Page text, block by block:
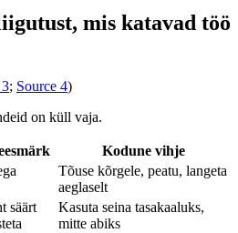
mis katavad töö
; Source 4)
on küll vaja.
Kodune vihje
Tõuse kõrgele, peatu, langeta
aeglaselt
säärt
Kasuta seina tasakaaluks,
mitte abiks